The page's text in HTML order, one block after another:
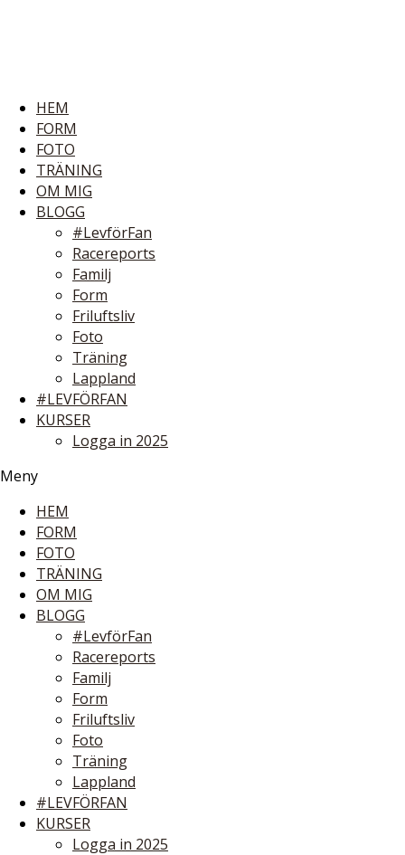
HEM
FORM
FOTO
TRÄNING
OM MIG
BLOGG
#LevförFan
Racereports
Familj
Form
Friluftsliv
Foto
Träning
Lappland
#LEVFÖRFAN
KURSER
Logga in 2025
Meny
HEM
FORM
FOTO
TRÄNING
OM MIG
BLOGG
#LevförFan
Racereports
Familj
Form
Friluftsliv
Foto
Träning
Lappland
#LEVFÖRFAN
KURSER
Logga in 2025